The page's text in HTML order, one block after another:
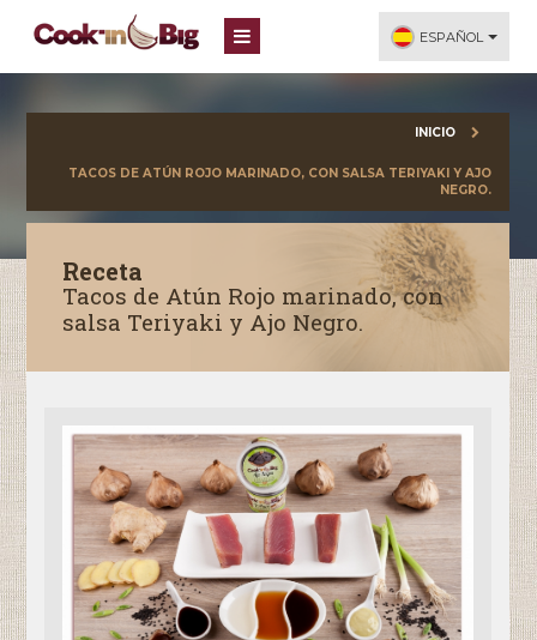
ESPAÑOL
INICIO
TACOS DE ATÚN ROJO MARINADO, CON SALSA TERIYAKI Y AJO
NEGRO.
Receta
Tacos de Atún Rojo marinado, con
salsa Teriyaki y Ajo Negro.